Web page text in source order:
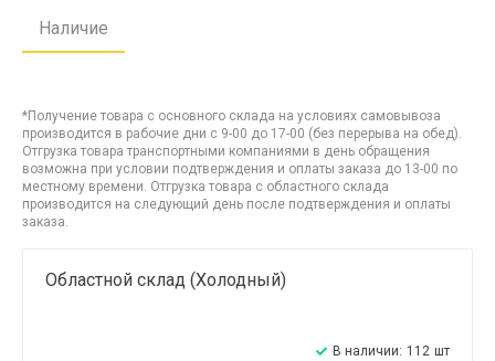
Наличие
*Получение товара с основного склада на условиях самовывоза
производится в рабочие дни с 9-00 до 17-00 (без перерыва на обед).
Отгрузка товара транспортными компаниями в день обращения
возможна при условии подтверждения и оплаты заказа до 13-00 по
местному времени. Отгрузка товара с областного склада
производится на следующий день после подтверждения и оплаты
заказа.
Областной склад (Холодный)
В наличии: 112 шт